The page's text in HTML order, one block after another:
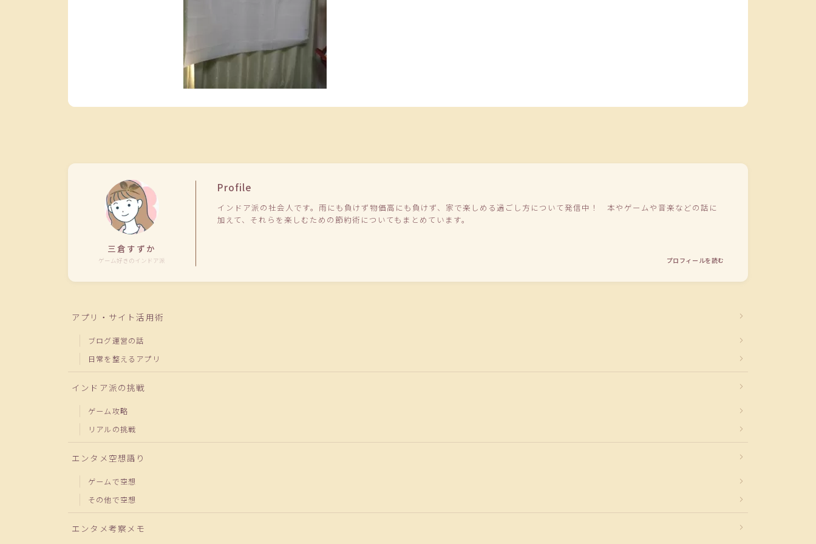
三倉すずか
ゲーム好きのインドア派
Profile
インドア派の社会人です。雨にも負けず物価高にも負けず、家で楽しめる過ごし方について発信中！ 本やゲームや音楽などの話に
加えて、それらを楽しむための節約術についてもまとめています。
プロフィールを読む
アプリ・サイト活用術
ブログ運営の話
日常を整えるアプリ
インドア派の挑戦
ゲーム攻略
リアルの挑戦
エンタメ空想語り
ゲームで空想
その他で空想
エンタメ考察メモ